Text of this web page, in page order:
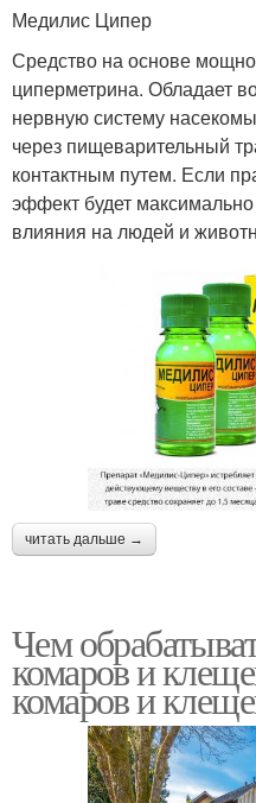
Медилис Ципер
Средство на основе
циперметрина. Обладает
нервную систему
через пищеварительный
контактным путем. Если
эффект будет
влияния на людей и
читать дальше →
Чем
комаров и
комаров и